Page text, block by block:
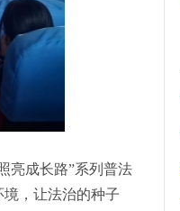
亮成长路”系列普法
，让法治的种子